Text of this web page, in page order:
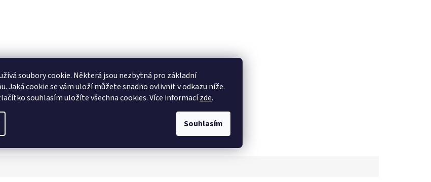
soubory cookie. Některá jsou nezbytná pro základní
Jaká cookie se vám uloží můžete snadno ovlivnit v odkazu níže.
souhlasím uložíte všechna cookies. Více informacízde.
Souhlasím